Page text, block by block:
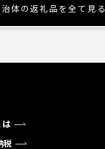
体の返礼品を全て見る
は
税